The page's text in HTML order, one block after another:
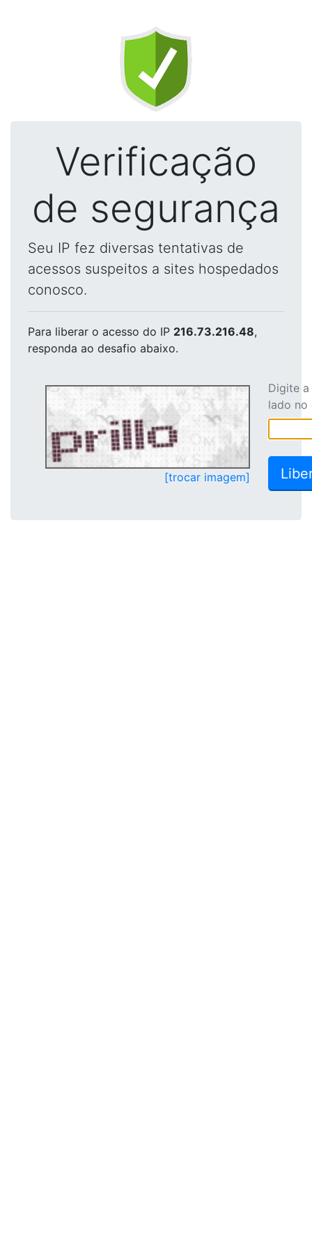
Verificação
de segurança
Seu IP fez diversas tentativas de
acessos suspeitos a sites hospedados
conosco.
Para liberar o acesso do IP 216.73.216.48,
responda ao desafio abaixo.
[trocar imagem]
Digite
lado no